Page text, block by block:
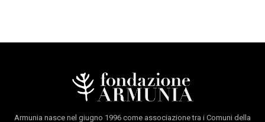
cui Qui, ora vincitore di vari premi e presentato tra gli
punto, vincitore del premio della giuria e del pubblico
Appunti coreografici/DNA 2013. Attualmente lavora
Gomera/Isole Canarie, STUDIO 44/ Constanza
Armunia nasce nel giugno 1996 come associazione tra i Comuni della